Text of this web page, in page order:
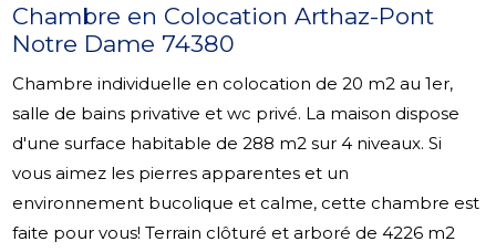
Chambre en Colocation Arthaz-Pont
Notre Dame 74380
Chambre individuelle en colocation de 20 m2 au 1er,
salle de bains privative et wc privé. La maison dispose
d'une surface habitable de 288 m2 sur 4 niveaux. Si
vous aimez les pierres apparentes et un
environnement bucolique et calme, cette chambre est
faite pour vous! Terrain clôturé et arboré de 4226 m2